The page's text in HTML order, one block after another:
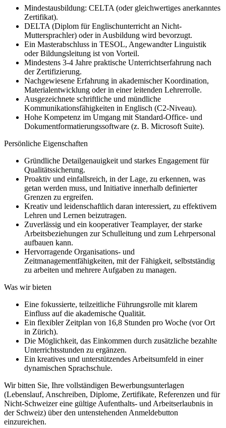
Mindestausbildung: CELTA (oder gleichwertiges anerkanntes
Zertifikat).
DELTA (Diplom für Englischunterricht an Nicht-
Muttersprachler) oder in Ausbildung wird bevorzugt.
Ein Masterabschluss in TESOL, Angewandter Linguistik
oder Bildungsleitung ist von Vorteil.
Mindestens 3-4 Jahre praktische Unterrichtserfahrung nach
der Zertifizierung.
Nachgewiesene Erfahrung in akademischer Koordination,
Materialentwicklung oder in einer leitenden Lehrerrolle.
Ausgezeichnete schriftliche und mündliche
Kommunikationsfähigkeiten in Englisch (C2-Niveau).
Hohe Kompetenz im Umgang mit Standard-Office- und
Dokumentformatierungssoftware (z. B. Microsoft Suite).
Persönliche Eigenschaften
Gründliche Detailgenauigkeit und starkes Engagement für
Qualitätssicherung.
Proaktiv und einfallsreich, in der Lage, zu erkennen, was
getan werden muss, und Initiative innerhalb definierter
Grenzen zu ergreifen.
Kreativ und leidenschaftlich daran interessiert, zu effektivem
Lehren und Lernen beizutragen.
Zuverlässig und ein kooperativer Teamplayer, der starke
Arbeitsbeziehungen zur Schulleitung und zum Lehrpersonal
aufbauen kann.
Hervorragende Organisations- und
Zeitmanagementfähigkeiten, mit der Fähigkeit, selbstständig
zu arbeiten und mehrere Aufgaben zu managen.
Was wir bieten
Eine fokussierte, teilzeitliche Führungsrolle mit klarem
Einfluss auf die akademische Qualität.
Ein flexibler Zeitplan von 16,8 Stunden pro Woche (vor Ort
in Zürich).
Die Möglichkeit, das Einkommen durch zusätzliche bezahlte
Unterrichtsstunden zu ergänzen.
Ein kreatives und unterstützendes Arbeitsumfeld in einer
dynamischen Sprachschule.
Wir bitten Sie, Ihre vollständigen Bewerbungsunterlagen
(Lebenslauf, Anschreiben, Diplome, Zertifikate, Referenzen und für
Nicht-Schweizer eine gültige Aufenthalts- und Arbeitserlaubnis in
der Schweiz) über den untenstehenden Anmeldebutton
einzureichen.